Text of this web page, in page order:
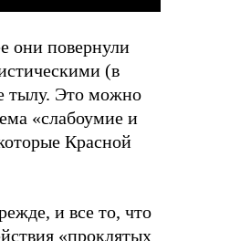
они повернули
(в
тылу. Это можно
«слабоумие и
Красной
и все то, что
«проклятых